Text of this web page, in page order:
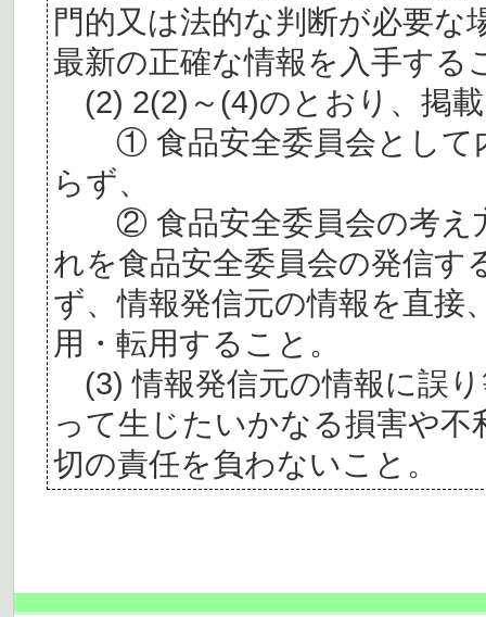
門的又は法的な判断が必要
最新の正確な情報を入手する
(2) 2(2)～(4)のとおり、掲
① 食品安全委員会として
らず、
② 食品安全委員会の考え
れを食品安全委員会の発信す
ず、情報発信元の情報を直接
用・転用すること。
(3) 情報発信元の情報に誤
って生じたいかなる損害や
切の責任を負わないこと。